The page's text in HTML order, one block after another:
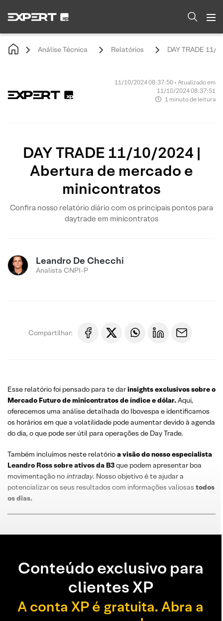
Análise Técnica Relatórios DAY TRADE 11/
11/10/2024 08:37:50 • Atualizado em
11/10/2024 08:37:51
1 minuto de leitura
DAY TRADE 11/10/2024 |
Abertura de mercado e
minicontratos
Confira nosso relatório diário com os principais pontos para
daytrade em minicontratos
Leandro De Checchi
Analista CNPI-P
Compartilhar:
Esse relatório foi pensado para te darinsights exclusivos sobre o
Mercado Futurode minicontratos de índice e dólar.Aqui,
oferecemos uma análise detalhada do Ibovespa e identificamos
os horários em que a volatilidade pode aumentar devido à agenda
do dia, o que pode ser útil para operações de Day Trade.
Também incluímos neste relatórioa visão do nosso especialista
Leandro Rosssobreativos da B3que podem apresentar boa
movimentação no intraday. Nosso objetivo é te ajudar a
potencializar os seus resultados com informações valiosas todos
os dias.
Conteúdo exclusivo para
clientes XP
A conta XP é gratuita. Abra a